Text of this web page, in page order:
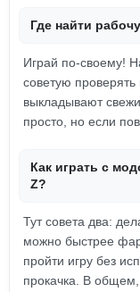
Где найти
Играй по-своему!
советую
выкладывают
просто, но если
Как играть с
Z?
Тут совета два:
можно быстрее
пройти игру без
прокачка. В общем,